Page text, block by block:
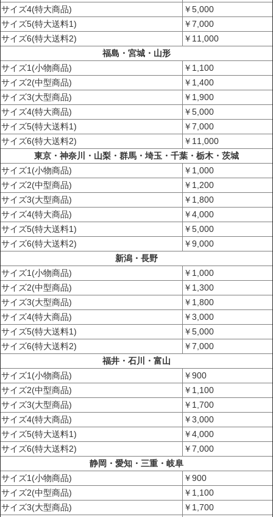
サイズ4(特大商品)
￥5,000
サイズ5(特大送料1)
￥7,000
サイズ6(特大送料2)
￥11,000
福島・宮城・山形
サイズ1(小物商品)
￥1,100
サイズ2(中型商品)
￥1,400
サイズ3(大型商品)
￥1,900
サイズ4(特大商品)
￥5,000
サイズ5(特大送料1)
￥7,000
サイズ6(特大送料2)
￥11,000
東京・神奈川・山梨・群馬・埼玉・千葉・栃木・茨城
サイズ1(小物商品)
￥1,000
サイズ2(中型商品)
￥1,200
サイズ3(大型商品)
￥1,800
サイズ4(特大商品)
￥4,000
サイズ5(特大送料1)
￥5,000
サイズ6(特大送料2)
￥9,000
新潟・長野
サイズ1(小物商品)
￥1,000
サイズ2(中型商品)
￥1,300
サイズ3(大型商品)
￥1,800
サイズ4(特大商品)
￥3,000
サイズ5(特大送料1)
￥5,000
サイズ6(特大送料2)
￥7,000
福井・石川・富山
サイズ1(小物商品)
￥900
サイズ2(中型商品)
￥1,100
サイズ3(大型商品)
￥1,700
サイズ4(特大商品)
￥3,000
サイズ5(特大送料1)
￥4,000
サイズ6(特大送料2)
￥7,000
静岡・愛知・三重・岐阜
サイズ1(小物商品)
￥900
サイズ2(中型商品)
￥1,100
サイズ3(大型商品)
￥1,700